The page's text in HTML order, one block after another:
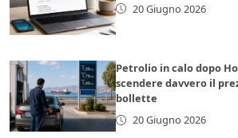
20 Giugno 2026
Petrolio in calo dopo
scendere davvero il
bollette
20 Giugno 2026